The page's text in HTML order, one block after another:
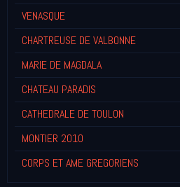
VENASQUE
CHARTREUSE DE VALBONNE
MARIE DE MAGDALA
CHATEAU PARADIS
CATHEDRALE DE TOULON
MONTIER 2010
CORPS ET AME GREGORIENS